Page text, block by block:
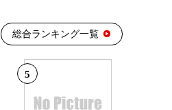
総合ランキング一覧
5